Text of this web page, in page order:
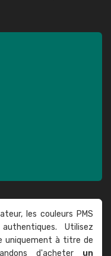
les couleurs PMS
Utilisez
uniquement à titre de
d'acheter un